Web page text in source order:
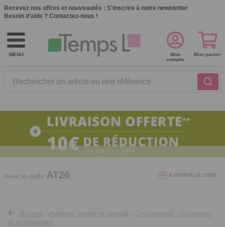
Recevez nos offres et nouveautés : S'inscrire à notre newsletter
Besoin d'aide ? Contactez-nous !
MENU
Rechercher un article ou une référence
Mon
compte
Mon panier
10€ de réduction dès 40€ d'achat. Offre
valable du 03/08/2026 au 12/08/2026.
avec le code AT26 AJOUTER LE CODE
Accueil Hygiène, mode et beauté
Chaussures, chaussons
et accessoires